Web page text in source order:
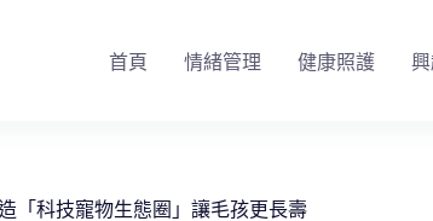
首頁 情緒管理 健康照護
「科技寵物生態圈」讓毛孩更長壽